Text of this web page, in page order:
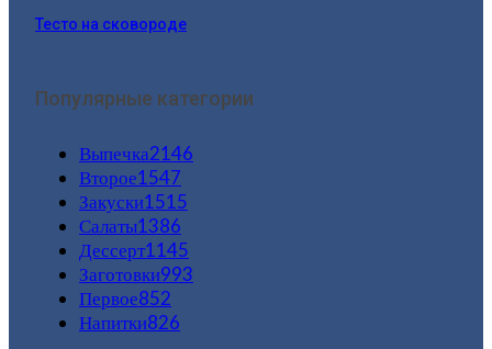
Тесто на сковороде
Популярные категории
Выпечка2146
Второе1547
Закуски1515
Салаты1386
Дессерт1145
Заготовки993
Первое852
Напитки826